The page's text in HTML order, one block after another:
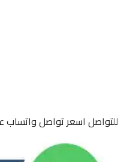
للتواصل اسعر تواصل واتساب على